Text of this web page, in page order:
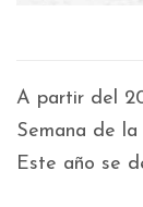
A partir del
Semana de
Este año se